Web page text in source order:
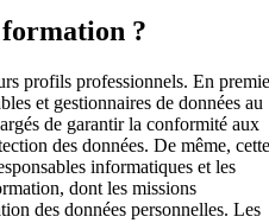
formation ?
profils professionnels. En
et gestionnaires de données au
de garantir la conformité aux
des données. De même, cette
informatiques et les
dont les missions
des données personnelles. Les